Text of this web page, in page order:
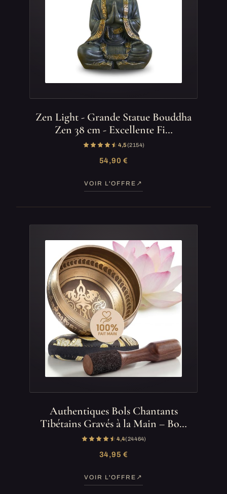
Zen Light - Grande Statue Bouddha
Zen 38 cm - Excellente Fi…
4,5(2 154)
54,90 €
VOIR L'OFFRE
Authentiques Bols Chantants
Tibétains Gravés à la Main – Bo…
4,4(24 464)
34,95 €
VOIR L'OFFRE